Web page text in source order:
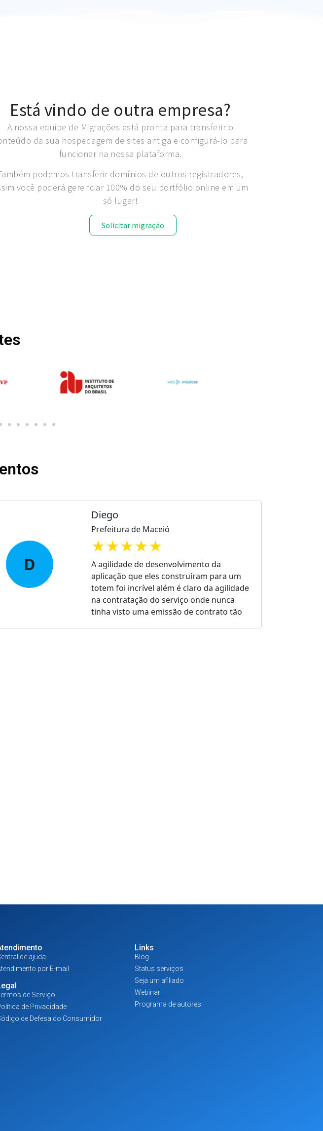
Está vindo de outra empresa?
A nossa equipe de Migrações está pronta para transferir o
da sua hospedagem de sites antiga e configurá-lo para
funcionar na nossa plataforma.
podemos transferir domínios de outros registradores,
você poderá gerenciar 100% do seu portfólio online em um
só lugar!
Solicitar migração
de ajuda
por E-mail
de Serviço
de Privacidade
de Defesa do Consumidor
Links
Blog
Status serviços
Seja um afiliado
Webinar
Programa de autores